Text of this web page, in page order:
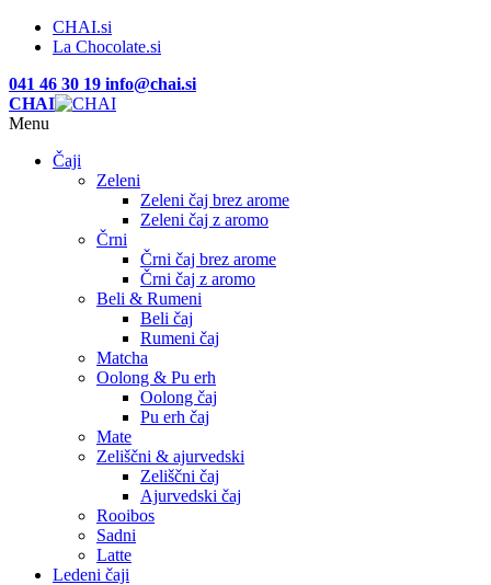
CHAI.si
La Chocolate.si
041 46 30 19 info@chai.si
CHAI
Menu
Čaji
Zeleni
Zeleni čaj brez arome
Zeleni čaj z aromo
Črni
Črni čaj brez arome
Črni čaj z aromo
Beli & Rumeni
Beli čaj
Rumeni čaj
Matcha
Oolong & Pu erh
Oolong čaj
Pu erh čaj
Mate
Zeliščni & ajurvedski
Zeliščni čaj
Ajurvedski čaj
Rooibos
Sadni
Latte
Ledeni čaji